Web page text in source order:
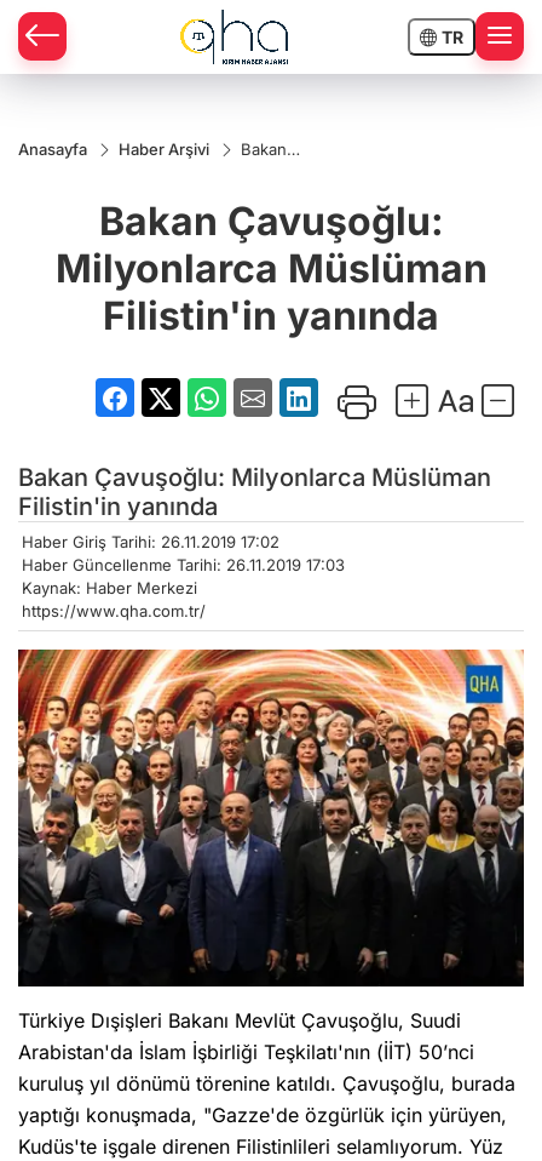
TR
Anasayfa Haber Arşivi
Bakan
Müslüman
Filistin'in
yanında
Bakan Çavuşoğlu:
Milyonlarca Müslüman
Filistin'in yanında
Bakan Çavuşoğlu: Milyonlarca Müslüman
Filistin'in yanında
Haber Giriş Tarihi: 26.11.2019 17:02
Haber Güncellenme Tarihi: 26.11.2019 17:03
Kaynak: Haber Merkezi
https://www.qha.com.tr/
Türkiye Dışişleri Bakanı Mevlüt Çavuşoğlu, Suudi
Arabistan'da İslam İşbirliği Teşkilatı'nın (İİT) 50’nci
kuruluş yıl dönümü törenine katıldı. Çavuşoğlu, burada
yaptığı konuşmada, "Gazze'de özgürlük için yürüyen,
Kudüs'te işgale direnen Filistinlileri selamlıyorum. Yüz